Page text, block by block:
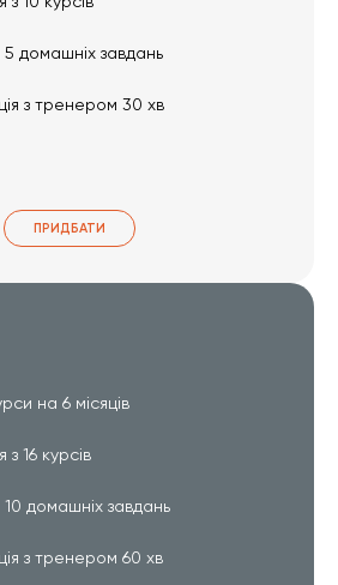
5 домашніх завдань
з тренером 30 хв
ПРИДБАТИ
на 6 місяців
з 16 курсів
домашніх завдань
з тренером 60 хв